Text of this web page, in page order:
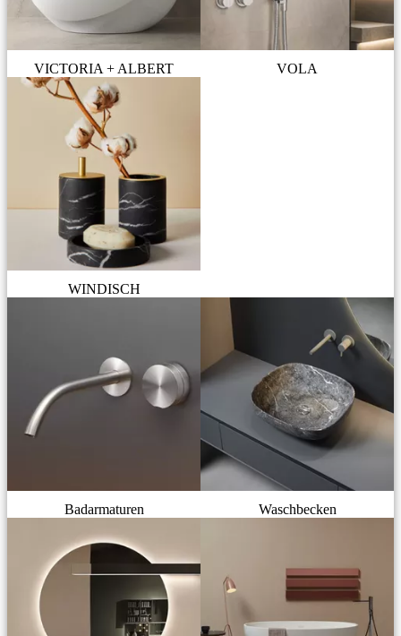
VICTORIA + ALBERT VOLA
WINDISCH
Badarmaturen Waschbecken